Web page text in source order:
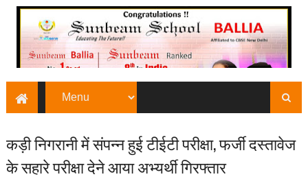
कड़ी निगरानी में संपन्न हुई टीईटी परीक्षा, फर्जी दस्तावेज
के सहारे परीक्षा देने आया अभ्यर्थी गिरफ्तार